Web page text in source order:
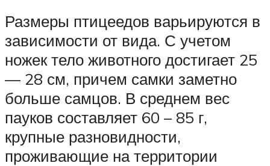
Размеры птицеедов варьируются в
зависимости от вида. С учетом
ножек тело животного достигает 25
— 28 см, причем самки заметно
больше самцов. В среднем вес
пауков составляет 60 – 85 г,
крупные разновидности,
проживающие на территории